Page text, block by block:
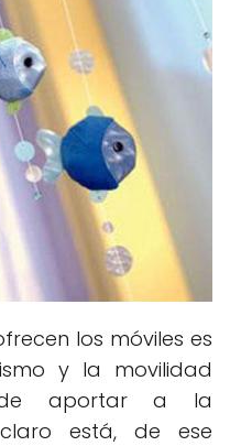
los móviles es
y la movilidad
aportar a la
está, de ese